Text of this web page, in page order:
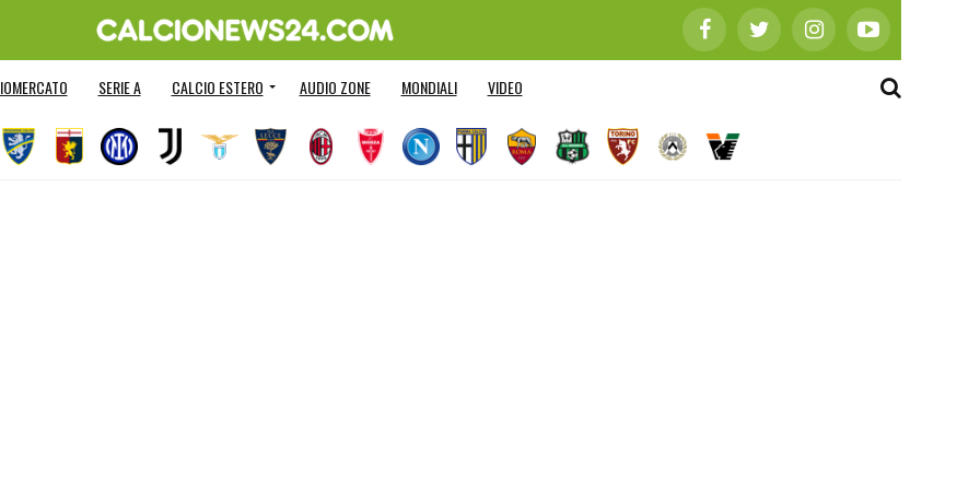
SERIE A CALCIO ESTERO AUDIO ZONE MONDIALI VIDEO